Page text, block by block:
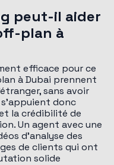
peut-il aider
plan à
efficace pour ce
à Dubai prennent
sans avoir
donc
la crédibilité de
Un agent avec une
d'analyse des
de clients qui ont
solide